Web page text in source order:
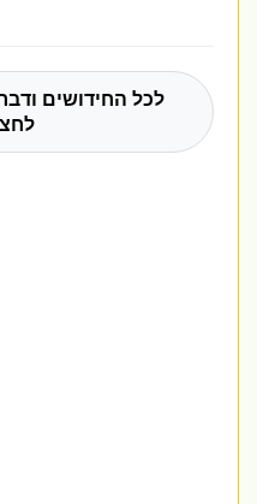
לכל החידושים
לחצו